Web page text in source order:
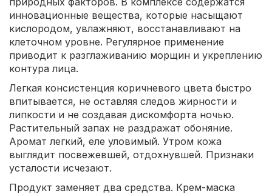
инновационные вещества, которые насыщают
кислородом, увлажняют, восстанавливают на
клеточном уровне. Регулярное применение
приводит к разглаживанию морщин и укреплению
контура лица.
Легкая консистенция коричневого цвета быстро
впитывается, не оставляя следов жирности и
липкости и не создавая дискомфорта ночью.
Растительный запах не раздражат обоняние.
Аромат легкий, еле уловимый. Утром кожа
выглядит посвежевшей, отдохнувшей. Признаки
усталости исчезают.
Продукт заменяет два средства. Крем-маска